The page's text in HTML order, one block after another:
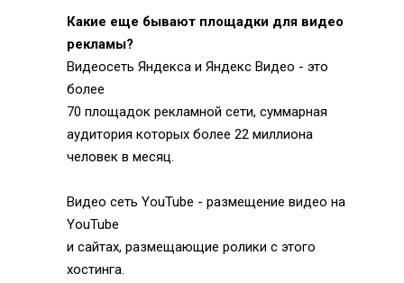
Какие еще бывают площадки для видео
рекламы?
Видеосеть Яндекса и Яндекс Видео - это
более
70 площадок рекламной сети, суммарная
аудитория которых более 22 миллиона
человек в месяц.
Видео сеть YouTube - размещение видео на
YouTube
и сайтах, размещающие ролики с этого
хостинга.